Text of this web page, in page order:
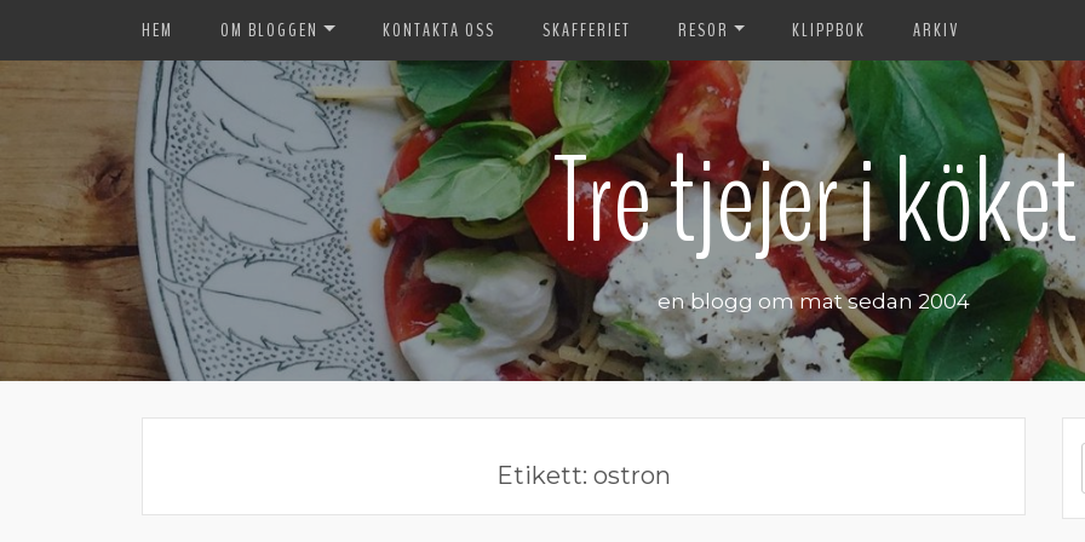
HEM OM BLOGGEN KONTAKTA OSS SKAFFERIET RESOR KLIPPBOK ARKIV
Tre tjejer i köket
en blogg om mat sedan 2004
Etikett: ostron